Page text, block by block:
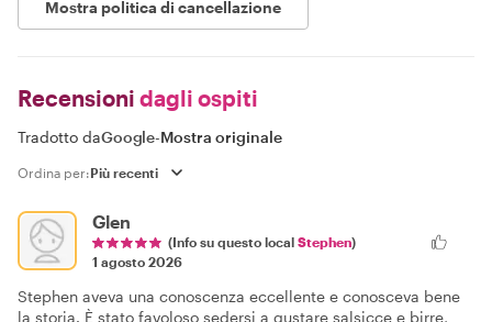
Mostra politica di cancellazione
Recensioni dagli ospiti
Tradotto daGoogle-Mostra originale
Ordina per:
Glen
(Info su questo local Stephen)
1 agosto 2026
Stephen aveva una conoscenza eccellente e conosceva bene
la storia. È stato favoloso sedersi a gustare salsicce e birre,